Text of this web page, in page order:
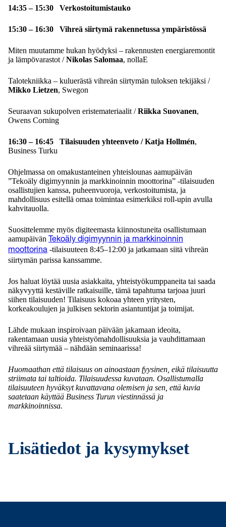
14:35 – 15:30 Verkostoitumistauko
15:30 – 16:30 Vihreä siirtymä rakennetussa ympäristössä
Miten muutamme hukan hyödyksi – rakennusten energiaremontit
ja lämpövarastot /Nikolas Salomaa, nollaE
Talotekniikka – kuluerästä vihreän siirtymän tuloksen tekijäksi /
Mikko Lietzen, Swegon
Seuraavan sukupolven eristemateriaalit /Riikka Suovanen,
Owens Corning
16:30 – 16:45 Tilaisuuden yhteenveto / Katja Hollmén,
Business Turku
Ohjelmassa on omakustanteinen yhteislounas aamupäivän
”Tekoäly digimyynnin ja markkinoinnin moottorina” -tilaisuuden
osallistujien kanssa, puheenvuoroja, verkostoitumista, ja
mahdollisuus esitellä omaa toimintaa esimerkiksi roll-upin avulla
kahvitauolla.
Suosittelemme myös digiteemasta kiinnostuneita osallistumaan
aamupäivän Tekoäly digimyynnin ja markkinoinnin
moottorina -tilaisuuteen 8:45–12:00 ja jatkamaan siitä vihreän
siirtymän parissa kanssamme.
Jos haluat löytää uusia asiakkaita, yhteistyökumppaneita tai saada
näkyvyyttä kestäville ratkaisuille, tämä tapahtuma tarjoaa juuri
siihen tilaisuuden! Tilaisuus kokoaa yhteen yritysten,
korkeakoulujen ja julkisen sektorin asiantuntijat ja toimijat.
Lähde mukaan inspiroivaan päivään jakamaan ideoita,
rakentamaan uusia yhteistyömahdollisuuksia ja vauhdittamaan
vihreää siirtymää – nähdään seminaarissa!
Huomaathan että tilaisuus on ainoastaan fyysinen, eikä tilaisuutta
striimata tai taltioida. Tilaisuudessa kuvataan. Osallistumalla
tilaisuuteen hyväksyt kuvattavana olemisen ja sen, että kuvia
saatetaan käyttää Business Turun viestinnässä ja
markkinoinnissa.
Lisätiedot ja kysymykset